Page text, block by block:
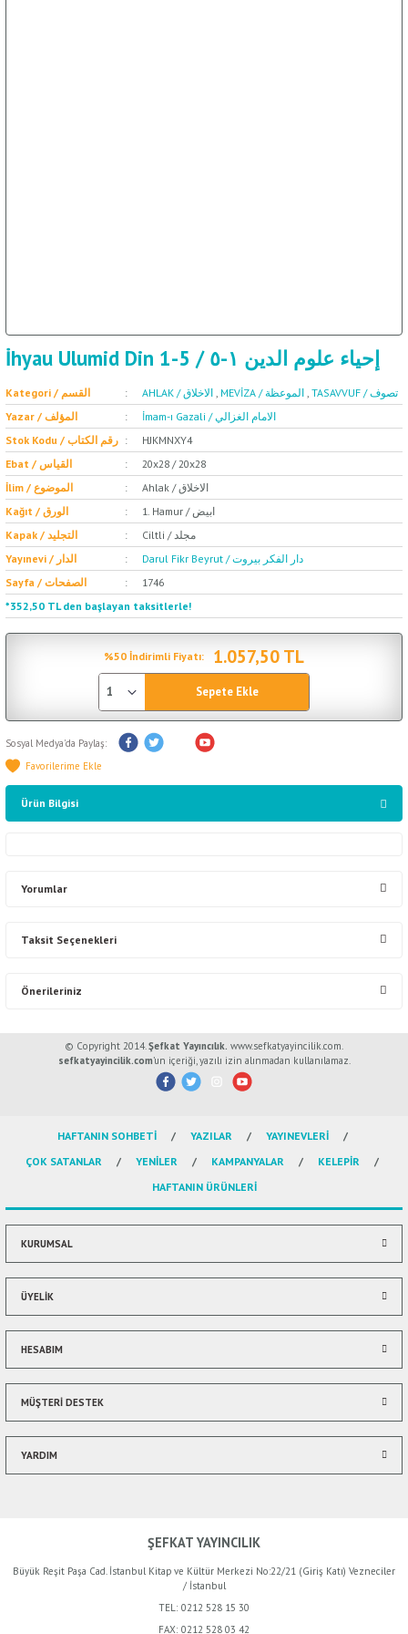
İhyau Ulumid Din 1-5 / إحياء علوم الدين ١-٥
Kategori / القسم AHLAK / الاخلاق MEVİZA / الموعظة
TASAVVUF / تصوف
Yazar / المؤلف
İmam-ı Gazali / الامام الغزالي
Stok Kodu / رقم الكتاب
HJKMNXY4
Ebat / القياس
20x28 / 20x28
İlim / الموضوع
Ahlak / الاخلاق
Kağıt / الورق
1. Hamur / ابيض
Kapak / التجليد
Ciltli / مجلد
Yayınevi / الدار
Darul Fikr Beyrut / دار الفكر بيروت
Sayfa / الصفحات
1746
*352,50 TL den başlayan taksitlerle!
%50 İndirimli Fiyatı: 1.057,50 TL
Sepete Ekle
Sosyal Medya'da Paylaş:
Ürün Bilgisi
Yorumlar
Taksit Seçenekleri
Önerileriniz
Bu ürünün fiyat bilgisi, resim, ürün açıklamalarında ve diğer konularda
yetersiz gördüğünüz noktaları öneri formunu kullanarak tarafımıza
Görüş ve önerileriniz için teşekkür ederiz.
Ürün resmi kalitesiz, bozuk veya görüntülenemiyor.
Ürün açıklamasında eksik bilgiler bulunuyor.
Ürün bilgilerinde hatalar bulunuyor.
Ürün fiyatı diğer sitelerden daha pahalı.
Bu ürüne benzer farklı alternatifler olmalı.
© Copyright 2014. Şefkat Yayıncılık. www.sefkatyayincilik.com.
sefkatyayincilik.com’un içeriği, yazılı izin alınmadan kullanılamaz.
HAFTANIN SOHBETİ YAZILAR
YAYINEVLERİ
ÇOK SATANLAR
YENİLER KAMPANYALAR
KELEPİR
HAFTANIN ÜRÜNLERİ
KURUMSAL
ÜYELİK
HESABIM
MÜŞTERİ DESTEK
YARDIM
ŞEFKAT YAYINCILIK
Büyük Reşit Paşa Cad. İstanbul Kitap ve Kültür Merkezi No:22/21 (Giriş Katı) Vezneciler
/ İstanbul
TEL: 0212 528 15 30
FAX: 0212 528 03 42